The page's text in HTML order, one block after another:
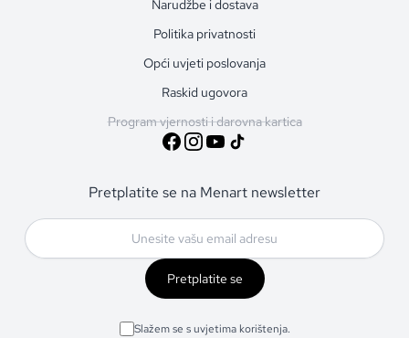
Narudžbe i dostava
Politika privatnosti
Opći uvjeti poslovanja
Raskid ugovora
Program vjernosti i darovna kartica
Pretplatite se na Menart newsletter
Pretplatite se
Slažem se s uvjetima korištenja.